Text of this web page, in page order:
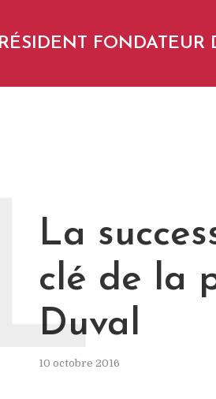
FONDATEUR
La
clé de la
Duval
10 octobre 2016
L